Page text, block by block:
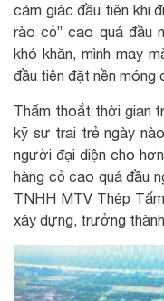
cảm giác đầu tiên khi
rào cỏ” cao quá đầu
khó khăn, mình may
đầu tiên đặt nền móng
Thấm thoắt thời gian
kỹ sư trai trẻ ngày
người đại diện cho
hàng cỏ cao quá đầu
TNHH MTV Thép
xây dựng, trưởng